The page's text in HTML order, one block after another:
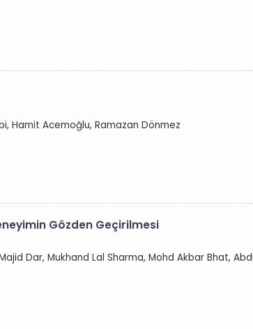
Hamit Acemoğlu, Ramazan Dönmez
Gözden Geçirilmesi
Dar, Mukhand Lal Sharma, Mohd Akbar Bhat,